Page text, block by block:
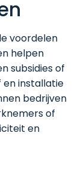
voordelen
helpen
subsidies of
en installatie
bedrijven
of
en